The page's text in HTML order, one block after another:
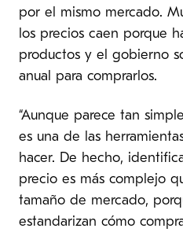
por el mismo mercado.
los precios caen porque
productos y el gobierno
anual para comprarlos.
“Aunque parece tan
es una de las
hacer. De hecho,
precio es más complejo
tamaño de mercado,
estandarizan cómo